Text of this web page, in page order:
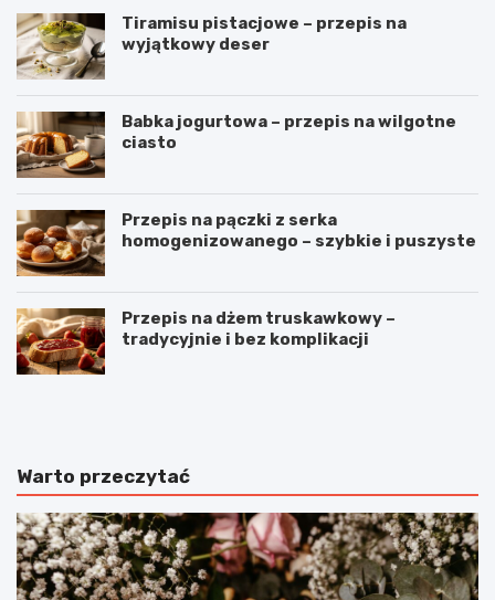
Tiramisu pistacjowe – przepis na
wyjątkowy deser
Babka jogurtowa – przepis na wilgotne
ciasto
Przepis na pączki z serka
homogenizowanego – szybkie i puszyste
Przepis na dżem truskawkowy –
tradycyjnie i bez komplikacji
B
z
k
i
m
l
e
O
z
p
o
m
i
d
Warto przeczytać